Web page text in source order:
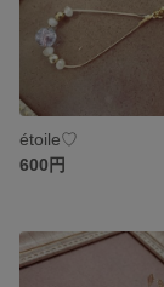
étoile♡
600円